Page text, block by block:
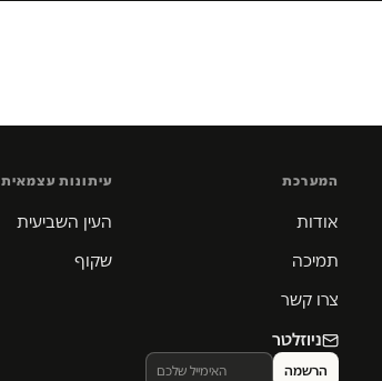
המערכת
אודות
תמיכה
צרו קשר
ניוזלטר
עיתונות עצמאית
העין השביעית
שקוף